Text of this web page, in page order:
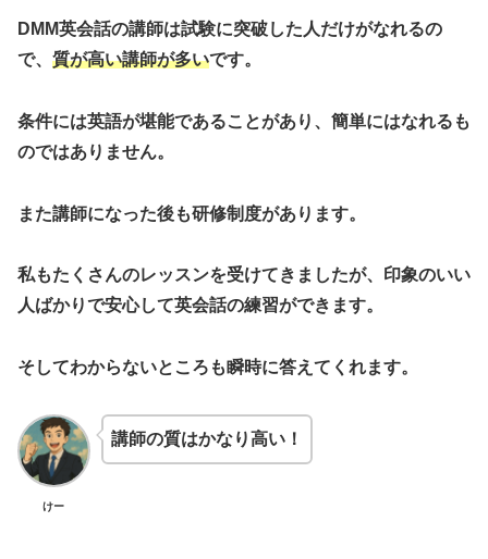
DMM英会話の講師は試験に突破した人だけがなれるの
で、 質が高い講師が多いです。
条件には英語が堪能であることがあり、簡単にはなれるも
のではありません。
また講師になった後も研修制度があります。
私もたくさんのレッスンを受けてきましたが、印象のいい
人ばかりで安心して英会話の練習ができます。
そしてわからないところも瞬時に答えてくれます。
けー
講師の質はかなり高い！